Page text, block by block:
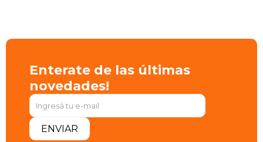
Enterate de las últimas
novedades!
ENVIAR